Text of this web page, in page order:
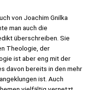
von Joachim Gnilka
man auch die
überschreiben. Sie
Theologie, der
ist aber eng mit der
davon bereits in den mehr
ist. Auch